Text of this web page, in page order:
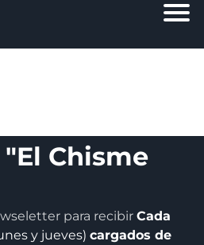
Chisme
para recibir Cada
y jueves) cargados de